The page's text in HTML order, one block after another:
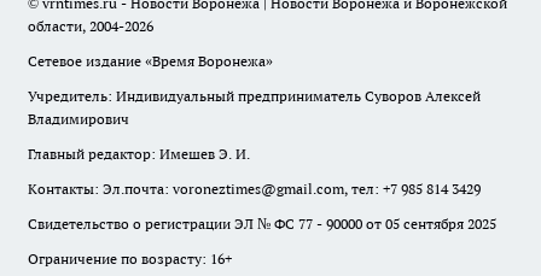
области, 2004-2026
Сетевое издание «Время Воронежа»
Учредитель: Индивидуальный предприниматель Суворов Алексей
Владимирович
Главный редактор: Имешев Э. И.
Контакты: Эл.почта: voroneztimes@gmail.com, тел: +7 985 814 3429
Свидетельство о регистрации ЭЛ № ФС 77 - 90000 от 05 сентября 2025
Ограничение по возрасту: 16+